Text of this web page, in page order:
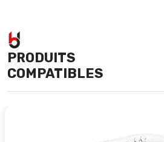
PRODUITS
COMPATIBLES